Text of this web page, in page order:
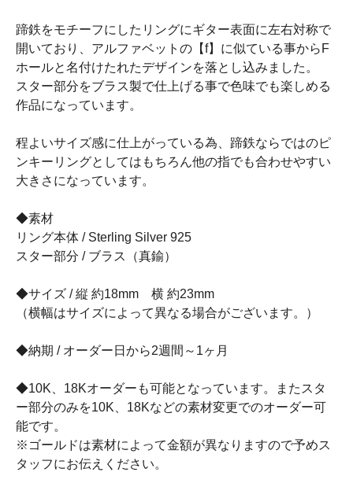
蹄鉄をモチーフにしたリングにギター表面に左右対称で
開いており、アルファベットの【f】に似ている事からF
ホールと名付けたれたデザインを落とし込みました。
スター部分をブラス製で仕上げる事で色味でも楽しめる
作品になっています。
程よいサイズ感に仕上がっている為、蹄鉄ならではのピ
ンキーリングとしてはもちろん他の指でも合わせやすい
大きさになっています。
◆素材
リング本体 / Sterling Silver 925
スター部分 / ブラス（真鍮）
◆サイズ / 縦 約18mm 横 約23mm
（横幅はサイズによって異なる場合がございます。）
◆納期 / オーダー日から2週間～1ヶ月
◆10K、18Kオーダーも可能となっています。またスタ
ー部分のみを10K、18Kなどの素材変更でのオーダー可
能です。
※ゴールドは素材によって金額が異なりますので予めス
タッフにお伝えください。